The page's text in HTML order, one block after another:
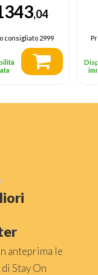
TV Wi-Fi
Black
Processore
4K, 4K
Slim
OTS Lite
,04
consigliato2999
anteprima le
Stay On